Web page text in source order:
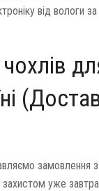
від вологи
замовлення
захистом уже